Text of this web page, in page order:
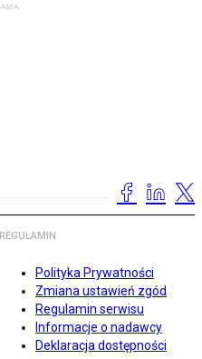
REGULAMIN
Polityka Prywatności
Zmiana ustawień zgód
Regulamin serwisu
Informacje o nadawcy
Deklaracja dostępności